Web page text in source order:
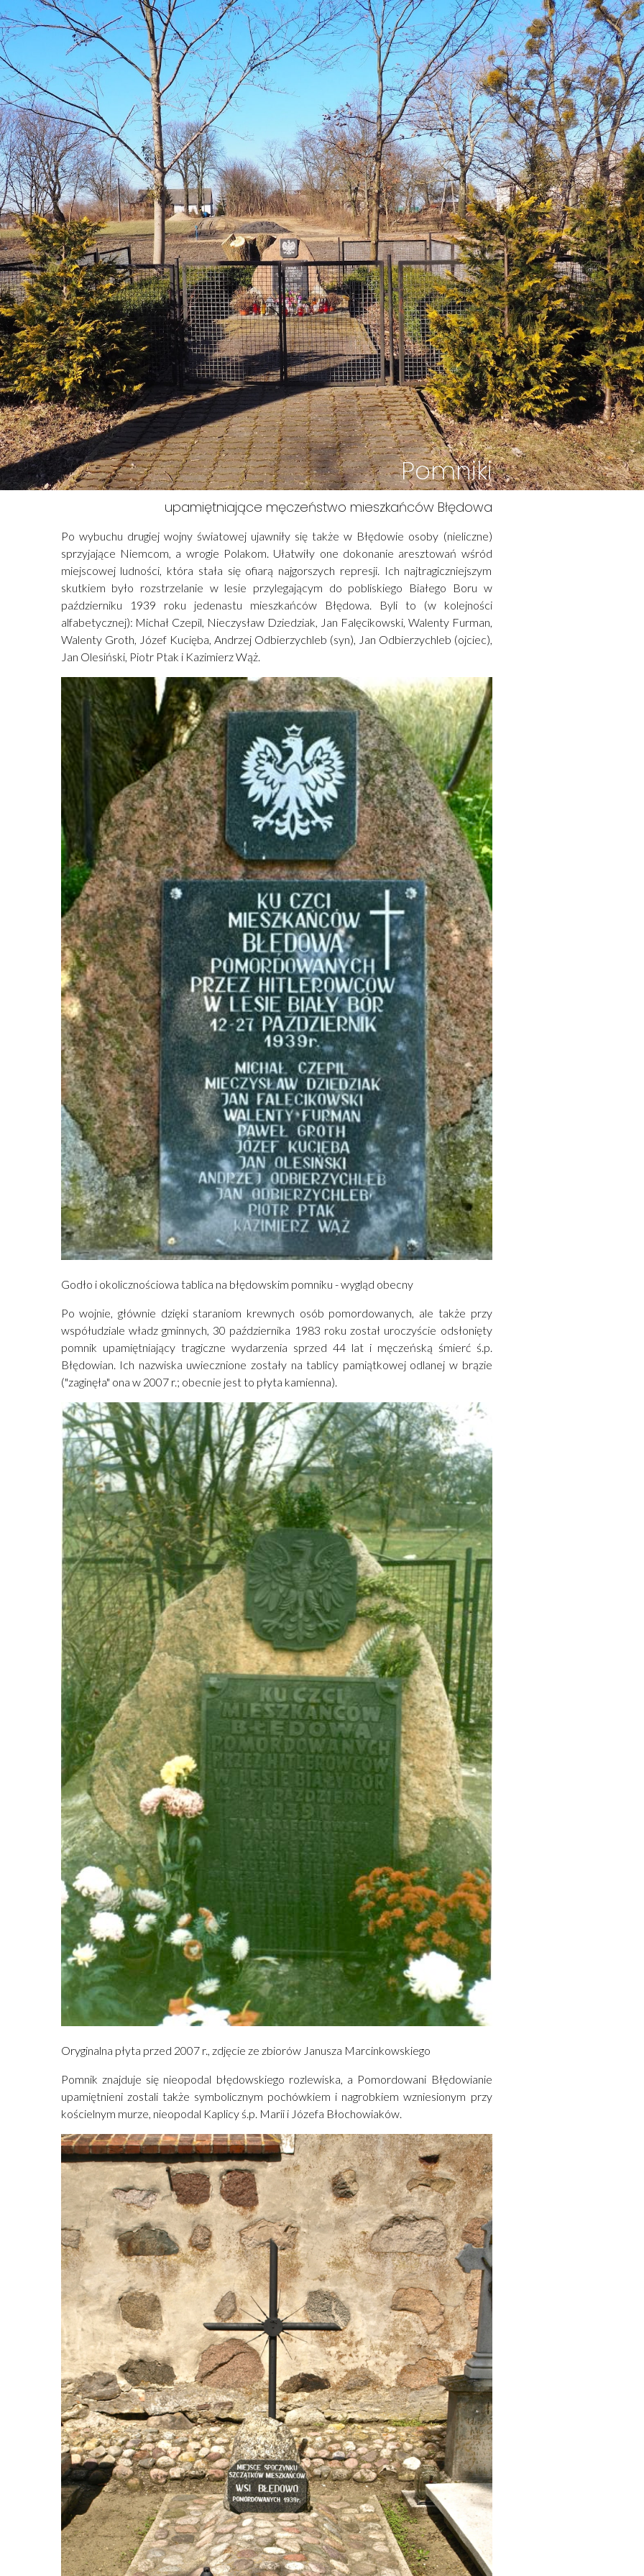
Pomniki
upamiętniające męczeństwo mieszkańców Błędowa
Po wybuchu drugiej wojny światowej ujawniły się także w Błędowie osoby (nieliczne)
sprzyjające Niemcom, a wrogie Polakom. Ułatwiły one dokonanie aresztowań wśród
miejscowej ludności, która stała się ofiarą najgorszych represji. Ich najtragiczniejszym
skutkiem było rozstrzelanie w lesie przylegającym do pobliskiego Białego Boru w
październiku 1939 roku jedenastu mieszkańców Błędowa. Byli to (w kolejności
alfabetycznej): Michał Czepil, Nieczysław Dziedziak, Jan Falęcikowski, Walenty Furman,
Walenty Groth, Józef Kucięba, Andrzej Odbierzychleb (syn), Jan Odbierzychleb (ojciec),
Jan Olesiński, Piotr Ptak i Kazimierz Wąż.
Godło i okolicznościowa tablica na błędowskim pomniku - wygląd obecny
Po wojnie, głównie dzięki staraniom krewnych osób pomordowanych, ale także przy
współudziale władz gminnych, 30 października 1983 roku został uroczyście odsłonięty
pomnik upamiętniający tragiczne wydarzenia sprzed 44 lat i męczeńską śmierć ś.p.
Błędowian. Ich nazwiska uwiecznione zostały na tablicy pamiątkowej odlanej w brązie
("zaginęła" ona w 2007 r.; obecnie jest to płyta kamienna).
Oryginalna płyta przed 2007 r., zdjęcie ze zbiorów Janusza Marcinkowskiego
Pomnik znajduje się nieopodal błędowskiego rozlewiska, a Pomordowani Błędowianie
upamiętnieni zostali także symbolicznym pochówkiem i nagrobkiem wzniesionym przy
kościelnym murze, nieopodal Kaplicy ś.p. Marii i Józefa Błochowiaków.